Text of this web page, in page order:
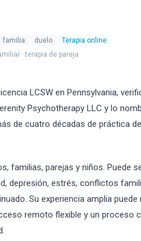
familia duelo
Terapia online
· terapia de pareja
LCSW en Pennsylvania,
Psychotherapy LLC y lo
de cuatro décadas de práctica
familias, parejas y niños. Puede
depresión, estrés, conflictos
Su experiencia amplia puede
remoto flexible y un proceso